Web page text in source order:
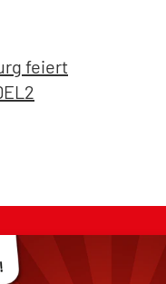
feiert